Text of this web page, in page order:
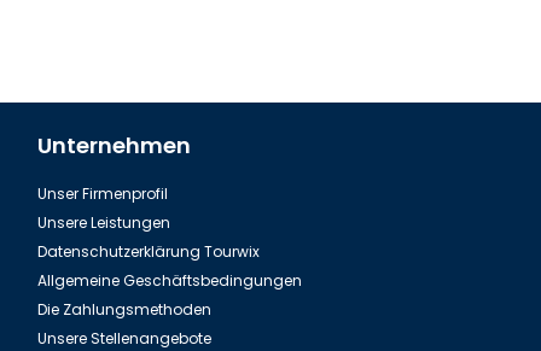
Unternehmen
Unser Firmenprofil
Unsere Leistungen
Datenschutzerklärung Tourwix
Allgemeine Geschäftsbedingungen
Die Zahlungsmethoden
Unsere Stellenangebote